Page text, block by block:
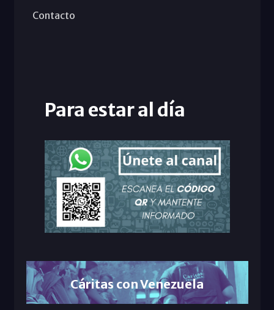
Contacto
Para estar al día
Cáritas con Venezuela